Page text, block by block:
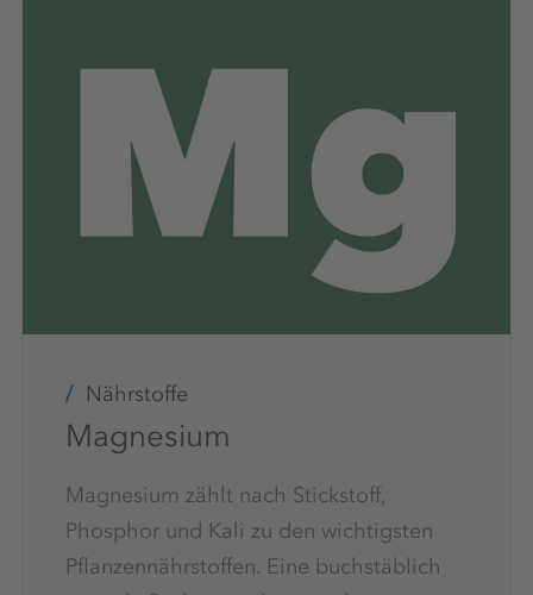
Nährstoffe
Magnesium
Magnesium zählt nach Stickstoff,
Phosphor und Kali zu den wichtigsten
Pflanzennährstoffen. Eine buchstäblich